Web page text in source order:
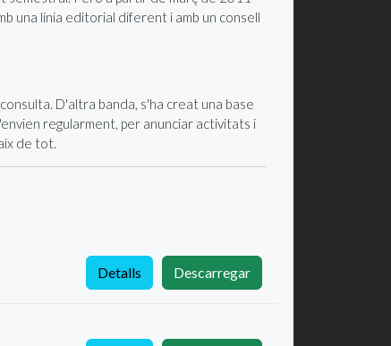
una línia editorial diferent i amb un consell
D'altra banda, s'ha creat una base
regularment, per anunciar activitats i
de tot.
Descarregar
Detalls